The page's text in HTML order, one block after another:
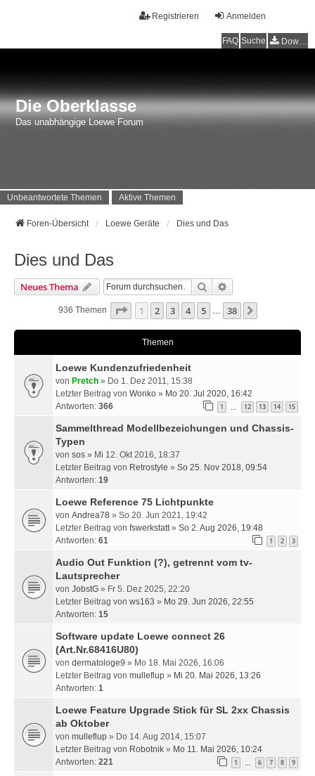
Anmelden
Registrieren
FAQ Suche Downloads
Die Oberklasse
Das unabhängige Loewe Forum
Unbeantwortete Themen Aktive Themen
Foren-Übersicht Loewe Geräte Dies und Das
Dies und Das
Neues Thema Suche
936 Themen Seite 1Von 38
1 2 3 4 5 … 38
Themen
Loewe Kundenzufriedenheit
von Pretch » Do 1. Dez 2011, 15:38
Letzter Beitrag von Wonko » Mo 20. Jul 2020, 16:42
Antworten: 366 1 12 13 14 15
Sammelthread Modellbezeichungen und Chassis-
Typen
von sos » Mi 12. Okt 2016, 18:37
Letzter Beitrag von Retrostyle » So 25. Nov 2018, 09:54
Antworten: 19
Loewe Reference 75 Lichtpunkte
von Andrea78 » So 20. Jun 2021, 19:42
Letzter Beitrag von fswerkstatt» So 2. Aug 2026, 19:48
Antworten: 61 1 2 3
Audio Out Funktion (?), getrennt vom tv-
Lautsprecher
von JobstG » Fr 5. Dez 2025, 22:20
Letzter Beitrag von ws163 » Mo 29. Jun 2026, 22:55
Antworten: 15
Software update Loewe connect 26
(Art.Nr.68416U80)
von dermatologe9 » Mo 18. Mai 2026, 16:06
Letzter Beitrag von mulleflup » Mi 20. Mai 2026, 13:26
Antworten: 1
Loewe Feature Upgrade Stick für SL 2xx Chassis
ab Oktober
von mulleflup » Do 14. Aug 2014, 15:07
Letzter Beitrag von Robotnik » Mo 11. Mai 2026, 10:24
Antworten: 221 1 6 7 8 9